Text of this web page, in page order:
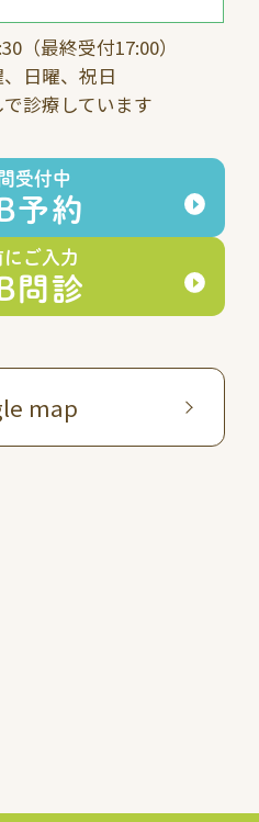
（最終受付17:00）
日曜、祝日
診療しています
受付中
予約
にご入力
問診
map